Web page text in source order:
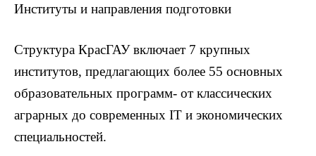
Институты и направления подготовки
Структура КрасГАУ включает 7 крупных
институтов, предлагающих более 55 основных
образовательных программ- от классических
аграрных до современных IT и экономических
специальностей.